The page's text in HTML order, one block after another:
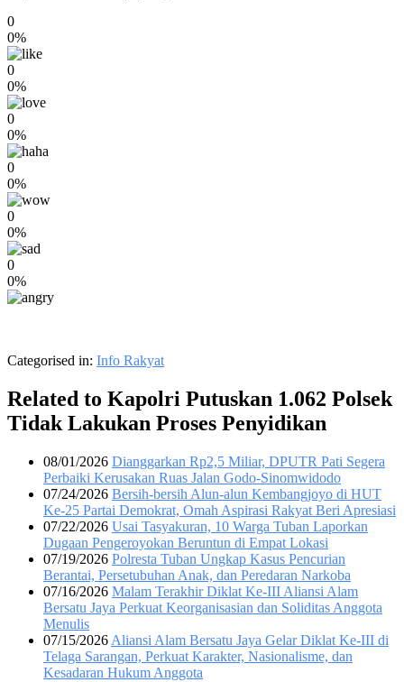
0
0%
0
0%
0
0%
0
0%
0
0%
0
0%
Categorised in: Info Rakyat
Related to Kapolri Putuskan 1.062 Polsek
Tidak Lakukan Proses Penyidikan
08/01/2026 Dianggarkan Rp2,5 Miliar, DPUTR Pati Segera
Perbaiki Kerusakan Ruas Jalan Godo-Sinomwidodo
07/24/2026 Bersih-bersih Alun-alun Kembangjoyo di HUT
Ke-25 Partai Demokrat, Omah Aspirasi Rakyat Beri Apresiasi
07/22/2026 Usai Tasyakuran, 10 Warga Tuban Laporkan
Dugaan Pengeroyokan Beruntun di Empat Lokasi
07/19/2026 Polresta Tuban Ungkap Kasus Pencurian
Berantai, Persetubuhan Anak, dan Peredaran Narkoba
07/16/2026 Malam Terakhir Diklat Ke-III Aliansi Alam
Bersatu Jaya Perkuat Keorganisasian dan Soliditas Anggota
Menulis
07/15/2026 Aliansi Alam Bersatu Jaya Gelar Diklat Ke-III di
Telaga Sarangan, Perkuat Karakter, Nasionalisme, dan
Kesadaran Hukum Anggota